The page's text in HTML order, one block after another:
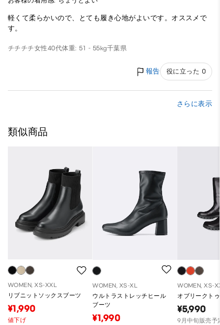
軽くて柔らかいので、とても履き心地がよいです。オススメで
す。
チチチチ女性40代体重: 51 - 55kg千葉県
報告 役に立った 0
さらに表示
類似商品
WOMEN, XS-XXL
リブニットソックスブーツ
¥1,990
値下げ
WOMEN, XS-XL
ウルトラストレッチヒール
ブーツ
¥1,990
WOMEN, XS-
オブリークト
¥5,990
9月中旬販売予